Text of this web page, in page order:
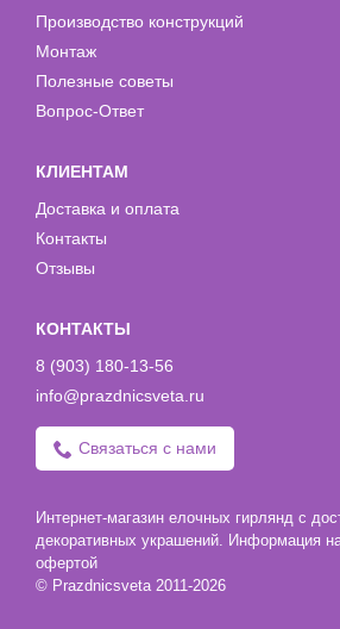
Производство конструкций
Монтаж
Полезные советы
Вопрос-Ответ
КЛИЕНТАМ
Доставка и оплата
Контакты
Отзывы
КОНТАКТЫ
8 (903) 180-13-56
info@prazdnicsveta.ru
Связаться с нами
Интернет-магазин елочных гирлянд с
декоративных украшений. Информация
офертой
© Prazdnicsveta 2011-2026